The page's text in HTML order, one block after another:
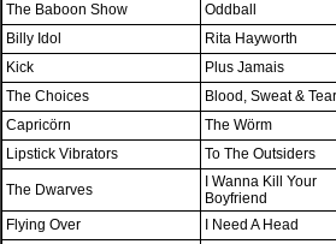
The Baboon Show
Oddball
Billy Idol
Rita Hayworth
Kick
Plus Jamais
The Choices
Blood, Sweat &
Capricörn
The Wörm
Lipstick Vibrators
To The Outsiders
The Dwarves
I Wanna Kill Your
Boyfriend
Flying Over
I Need A Head